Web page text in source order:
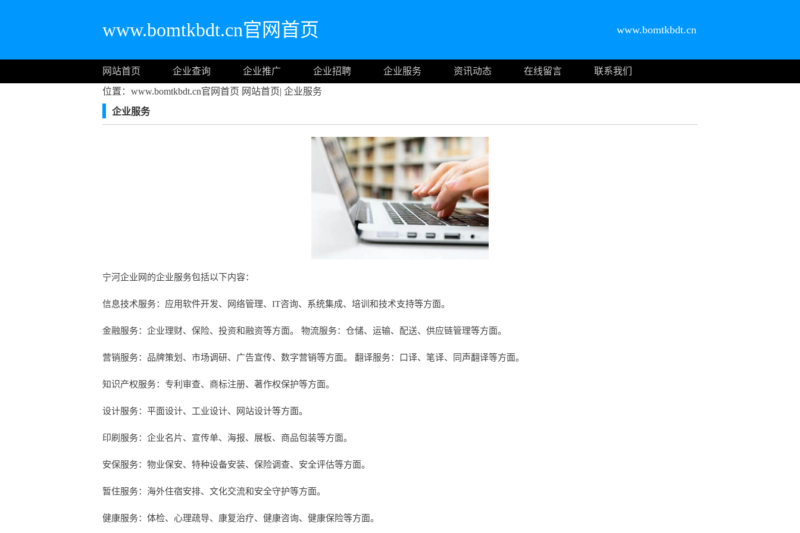
www.bomtkbdt.cn官网首页 www.bomtkbdt.cn
网站首页 企业查询 企业推广 企业招聘 企业服务 资讯动态 在线留言
联系我们
位置：www.bomtkbdt.cn官网首页 网站首页| 企业服务
企业服务
宁河企业网的企业服务包括以下内容：
信息技术服务：应用软件开发、网络管理、IT咨询、系统集成、培训和技术支持等方面。
金融服务：企业理财、保险、投资和融资等方面。 物流服务：仓储、运输、配送、供应链管理等方面。
营销服务：品牌策划、市场调研、广告宣传、数字营销等方面。 翻译服务：口译、笔译、同声翻译等方面。
知识产权服务：专利审查、商标注册、著作权保护等方面。
设计服务：平面设计、工业设计、网站设计等方面。
印刷服务：企业名片、宣传单、海报、展板、商品包装等方面。
安保服务：物业保安、特种设备安装、保险调查、安全评估等方面。
暂住服务：海外住宿安排、文化交流和安全守护等方面。
健康服务：体检、心理疏导、康复治疗、健康咨询、健康保险等方面。